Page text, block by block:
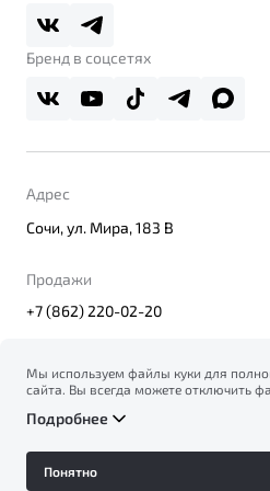
Belgee Плюс
Реферальная программа
Правовая информация
Бренд в соцсетях
Адрес
Сочи, ул. Мира, 183 В
Продажи
+7 (862) 220-02-20
© 2026
Политика конфиденциальности
Мы используем файлы куки для
сайта. Вы всегда можете отключить
вашего браузера. Продолжая
на сбор и использование файлов куки,
возможной блокировке файлов куки в
конфиденциальности
Подробнее
Понятно